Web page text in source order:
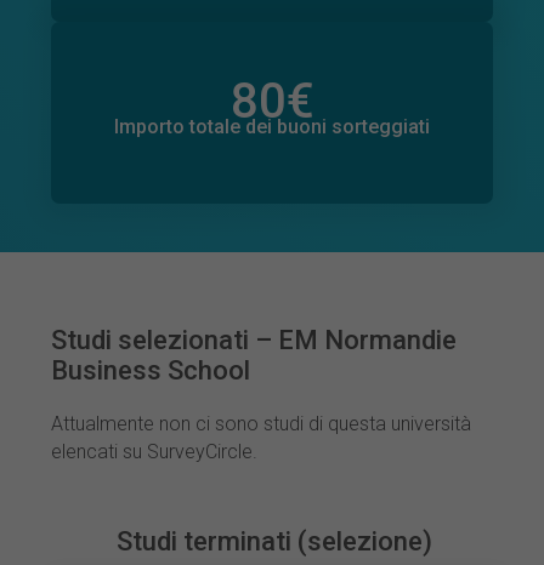
80€
Importo totale dei buoni sorteggiati
12€
Importo totale delle donazioni promesse
Studi selezionati – EM Normandie
Business School
Attualmente non ci sono studi di questa università
elencati su SurveyCircle.
Studi terminati (selezione)